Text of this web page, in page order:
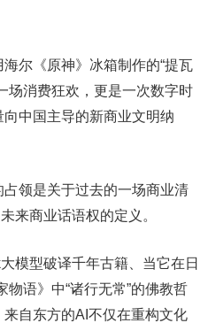
尔《原神》冰箱制作的“提瓦
场消费狂欢，更是一次数字时
中国主导的新商业文明纳
领是关于过去的一场商业清
来商业话语权的定义。
模型破译千年古籍、当它在日
语》中“诸行无常”的佛教哲
自东方的AI不仅在重构文化